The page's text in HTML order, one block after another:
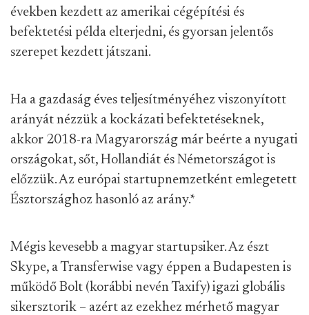
években kezdett az amerikai cégépítési és
befektetési példa elterjedni, és gyorsan jelentős
szerepet kezdett játszani.
Ha a gazdaság éves teljesítményéhez viszonyított
arányát nézzük a kockázati befektetéseknek,
akkor 2018-ra Magyarország már beérte a nyugati
országokat, sőt, Hollandiát és Németországot is
előzzük. Az európai startupnemzetként emlegetett
Észtországhoz hasonló az arány.*
Mégis kevesebb a magyar startupsiker. Az észt
Skype, a Transferwise vagy éppen a Budapesten is
működő Bolt (korábbi nevén Taxify) igazi globális
sikersztorik – azért az ezekhez mérhető magyar